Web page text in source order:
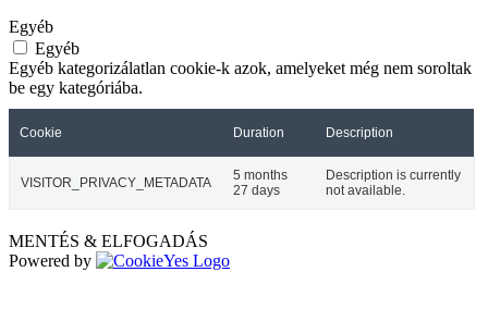
Egyéb
Egyéb
Egyéb kategorizálatlan cookie-k azok, amelyeket még nem soroltak
be egy kategóriába.
Cookie Duration Description
VISITOR_PRIVACY_METADATA
5 months
27 days
Description is currently
not available.
MENTÉS & ELFOGADÁS
Powered by